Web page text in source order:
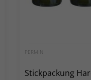
PERMIN
Stickpackung